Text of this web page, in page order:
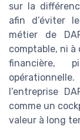
sur la
afin d’éviter
métier de
comptable, ni à
financière,
l’entreprise
comme un
valeur à long